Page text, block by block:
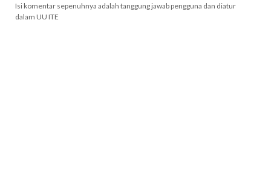
Isi komentar sepenuhnya adalah tanggung jawab pengguna dan diatur
dalam UU ITE